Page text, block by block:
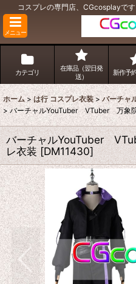
コスプレの専門店、CGcosplayで
メニュー
カテゴリ
在庫品（翌日発
送）
新作予
ホーム > は行 コスプレ衣装 > バーチャ
> バーチャルYouTuber VTuber 万象
バーチャルYouTuber
レ衣装 [DM11430]